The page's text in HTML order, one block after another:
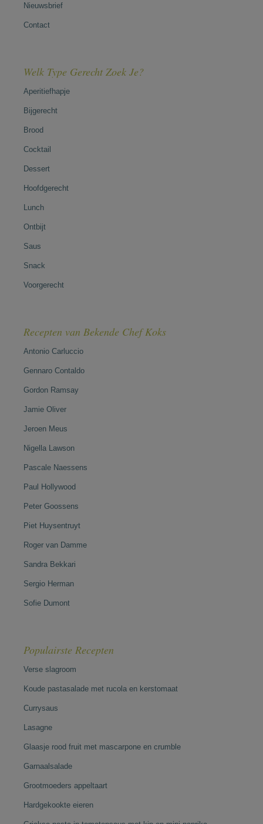
Nieuwsbrief
Contact
Welk Type Gerecht Zoek Je?
Aperitiefhapje
Bijgerecht
Brood
Cocktail
Dessert
Hoofdgerecht
Lunch
Ontbijt
Saus
Snack
Voorgerecht
Recepten van Bekende Chef Koks
Antonio Carluccio
Gennaro Contaldo
Gordon Ramsay
Jamie Oliver
Jeroen Meus
Nigella Lawson
Pascale Naessens
Paul Hollywood
Peter Goossens
Piet Huysentruyt
Roger van Damme
Sandra Bekkari
Sergio Herman
Sofie Dumont
Populairste Recepten
Verse slagroom
Koude pastasalade met rucola en kerstomaat
Currysaus
Lasagne
Glaasje rood fruit met mascarpone en crumble
Garnaalsalade
Grootmoeders appeltaart
Hardgekookte eieren